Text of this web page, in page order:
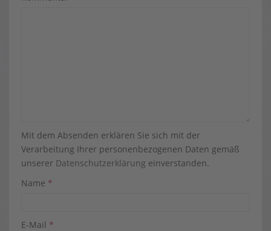
Mit dem Absenden erklären Sie sich mit der
Verarbeitung Ihrer personenbezogenen Daten gemäß
unserer Datenschutzerklärung einverstanden.
Name *
E-Mail *